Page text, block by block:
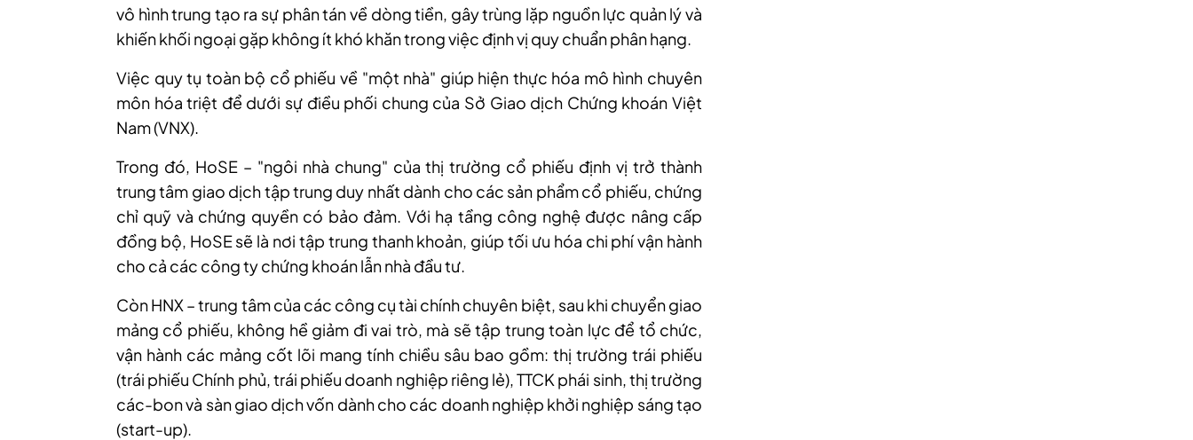
vô hình trung tạo ra sự phân tán về dòng tiền, gây trùng lặp nguồn lực quản lý và
khiến khối ngoại gặp không ít khó khăn trong việc định vị quy chuẩn phân hạng.
Việc quy tụ toàn bộ cổ phiếu về "một nhà" giúp hiện thực hóa mô hình chuyên
môn hóa triệt để dưới sự điều phối chung của Sở Giao dịch Chứng khoán Việt
Nam (VNX).
Trong đó, HoSE – "ngôi nhà chung" của thị trường cổ phiếu định vị trở thành
trung tâm giao dịch tập trung duy nhất dành cho các sản phẩm cổ phiếu, chứng
chỉ quỹ và chứng quyền có bảo đảm. Với hạ tầng công nghệ được nâng cấp
đồng bộ, HoSE sẽ là nơi tập trung thanh khoản, giúp tối ưu hóa chi phí vận hành
cho cả các công ty chứng khoán lẫn nhà đầu tư.
Còn HNX – trung tâm của các công cụ tài chính chuyên biệt, sau khi chuyển giao
mảng cổ phiếu, không hề giảm đi vai trò, mà sẽ tập trung toàn lực để tổ chức,
vận hành các mảng cốt lõi mang tính chiều sâu bao gồm: thị trường trái phiếu
(trái phiếu Chính phủ, trái phiếu doanh nghiệp riêng lẻ), TTCK phái sinh, thị trường
các-bon và sàn giao dịch vốn dành cho các doanh nghiệp khởi nghiệp sáng tạo
(start-up).